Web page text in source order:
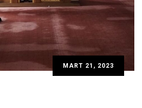
MART 21, 2023